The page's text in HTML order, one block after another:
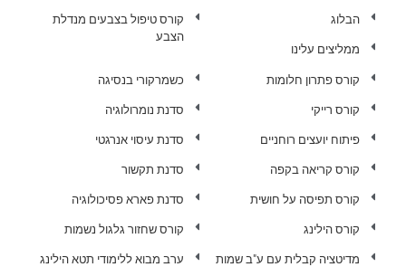
הבלוג
ממליצים עלינו
קורס טיפול בצבעים מנדלת
הצבע
קורס פתרון חלומות
קורס רייקי
פיתוח יועצים רוחניים
קורס קריאה בקפה
קורס תפיסה על חושית
קורס הילינג
מדיטציה קבלית עם ע"ב שמות
כשמרקורי בנסיגה
סדנת נומרולוגיה
סדנת עיסוי אנרגטי
סדנת תקשור
סדנת פארא פסיכולוגיה
קורס שחזור גלגול נשמות
ערב מבוא ללימודי תטא הילינג